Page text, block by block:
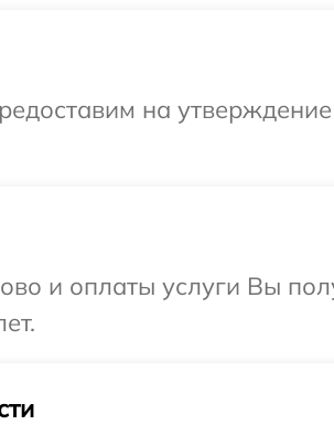
на
и оплаты услуги Вы